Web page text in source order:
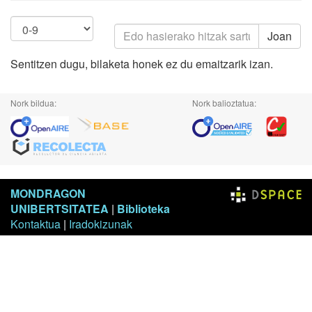
Joan
Sentitzen dugu, bilaketa honek ez du emaitzarik izan.
Nork bildua: Nork balioztatua:
MONDRAGON
UNIBERTSITATEA | Biblioteka
Kontaktua | Iradokizunak